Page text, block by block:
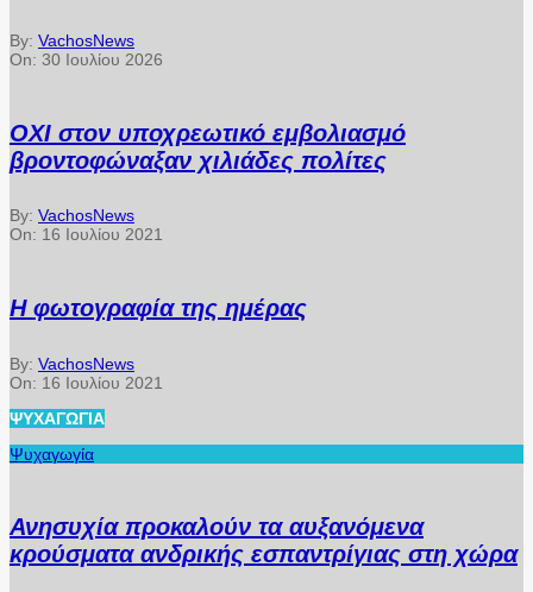
By: VachosNews
On: 30 Ιουλίου 2026
ΟΧΙ στον υποχρεωτικό εμβολιασμό
βροντοφώναξαν χιλιάδες πολίτες
By: VachosNews
On: 16 Ιουλίου 2021
Η φωτογραφία της ημέρας
By: VachosNews
On: 16 Ιουλίου 2021
ΨΥΧΑΓΩΓΊΑ
Ψυχαγωγία
Ανησυχία προκαλούν τα αυξανόμενα
κρούσματα ανδρικής εσπαντρίγιας στη χώρα